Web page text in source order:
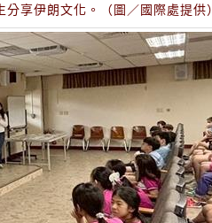
享伊朗文化。（圖／國際處提供